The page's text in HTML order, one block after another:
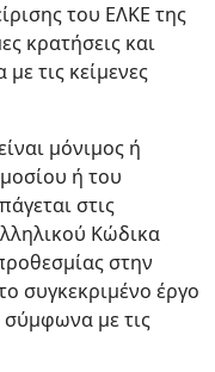
του ΕΛΚΕ της
κρατήσεις και
τις κείμενες
μόνιμος ή
ή του
στις
Κώδικα
στην
συγκεκριμένο έργο
με τις